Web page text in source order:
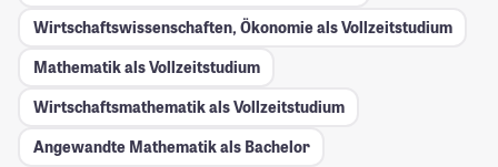
Wirtschaftswissenschaften, Ökonomie als Vollzeitstudium
Mathematik als Vollzeitstudium
Wirtschaftsmathematik als Vollzeitstudium
Angewandte Mathematik als Bachelor